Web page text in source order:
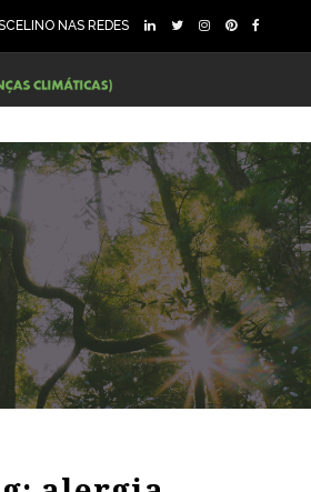
NAS REDES